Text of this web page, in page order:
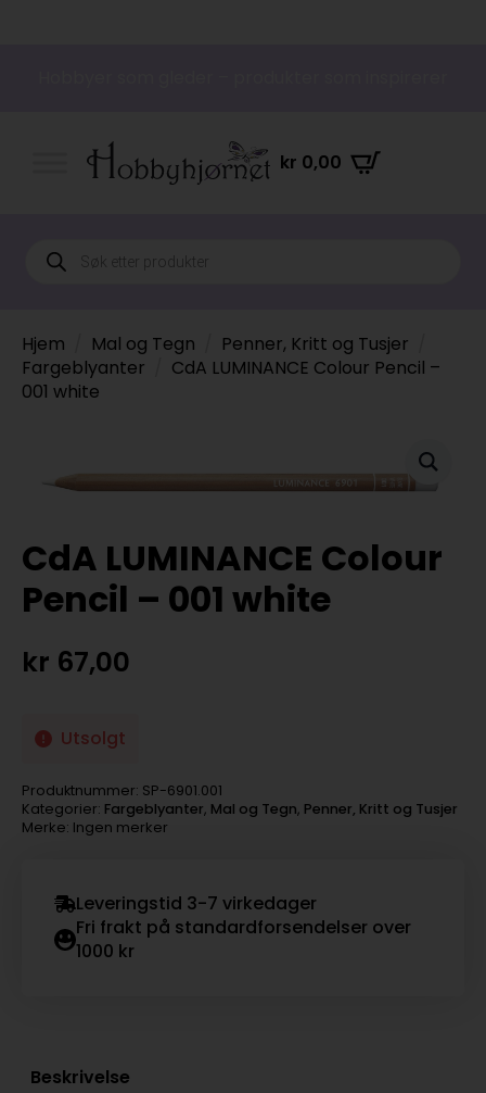
kr 0,00
Products
search
Hjem Mal og Tegn
Penner, Kritt og Tusjer
Fargeblyanter
CdA LUMINANCE Colour Pencil –
001 white
CdA LUMINANCE Colour
Pencil – 001 white
kr 67,00
Utsolgt
Produktnummer: SP-6901.001
Kategorier: Fargeblyanter, Mal og Tegn, Penner, Kritt og Tusjer
Merke: Ingen merker
Leveringstid 3-7 virkedager
Fri frakt på standardforsendelser over
1000 kr
Beskrivelse